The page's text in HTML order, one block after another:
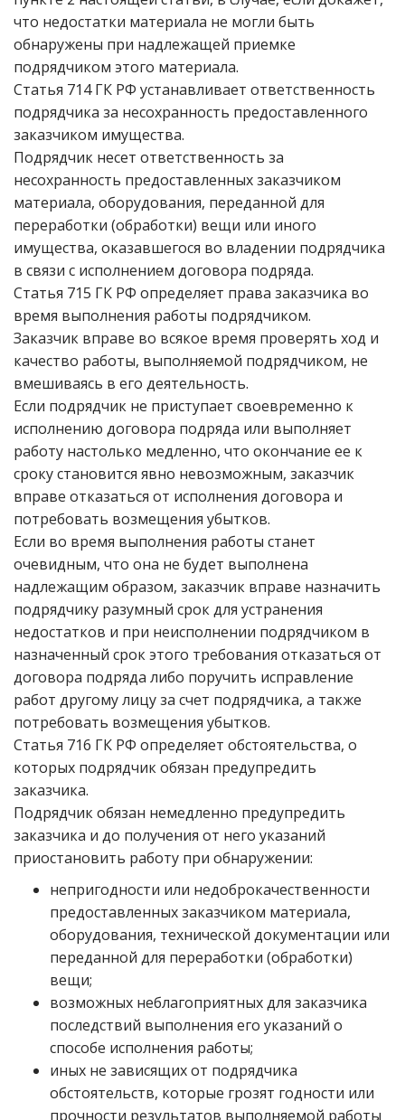
что недостатки материала не могли быть
обнаружены при надлежащей приемке
подрядчиком этого материала.
Статья 714 ГК РФ устанавливает ответственность
подрядчика за несохранность предоставленного
заказчиком имущества.
Подрядчик несет ответственность за
несохранность предоставленных заказчиком
материала, оборудования, переданной для
переработки (обработки) вещи или иного
имущества, оказавшегося во владении подрядчика
в связи с исполнением договора подряда.
Статья 715 ГК РФ определяет права заказчика во
время выполнения работы подрядчиком.
Заказчик вправе во всякое время проверять ход и
качество работы, выполняемой подрядчиком, не
вмешиваясь в его деятельность.
Если подрядчик не приступает своевременно к
исполнению договора подряда или выполняет
работу настолько медленно, что окончание ее к
сроку становится явно невозможным, заказчик
вправе отказаться от исполнения договора и
потребовать возмещения убытков.
Если во время выполнения работы станет
очевидным, что она не будет выполнена
надлежащим образом, заказчик вправе назначить
подрядчику разумный срок для устранения
недостатков и при неисполнении подрядчиком в
назначенный срок этого требования отказаться от
договора подряда либо поручить исправление
работ другому лицу за счет подрядчика, а также
потребовать возмещения убытков.
Статья 716 ГК РФ определяет обстоятельства, о
которых подрядчик обязан предупредить
заказчика.
Подрядчик обязан немедленно предупредить
заказчика и до получения от него указаний
приостановить работу при обнаружении:
непригодности или недоброкачественности
предоставленных заказчиком материала,
оборудования, технической документации или
переданной для переработки (обработки)
вещи;
возможных неблагоприятных для заказчика
последствий выполнения его указаний о
способе исполнения работы;
иных не зависящих от подрядчика
обстоятельств, которые грозят годности или
прочности результатов выполняемой работы